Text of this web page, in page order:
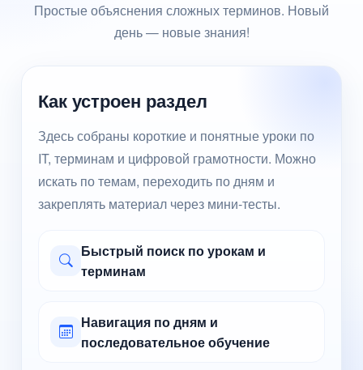
Простые объяснения сложных терминов. Новый
день — новые знания!
Как устроен раздел
Здесь собраны короткие и понятные уроки по
IT, терминам и цифровой грамотности. Можно
искать по темам, переходить по дням и
закреплять материал через мини-тесты.
Быстрый поиск по урокам и
терминам
Навигация по дням и
последовательное обучение